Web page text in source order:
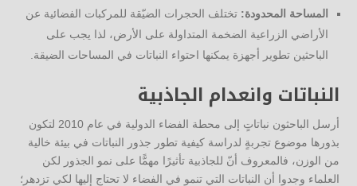
المساحة المحدودة: تختلف الحجرات الضيّقة للمركبات الفضائية عن
الأراضي الزراعية الضخمة المتداولة على الأرض، لذا يجب على
الباحثين تطوير أجهزة يمكنها احتواء النباتات في المساحات الضيقة.
النباتات وانعدام الجاذبية
أرسل الباحثون نباتاتٍ إلى محطة الفضاء الدولية في عام 2010 لتكون
بذورها موضوع تجربةٍ لدراسة كيفية تطور جذور النباتات في بيئة خالية
من الوزن، فالمعروف أنّ للجاذبية تأثيرًا مهمًّا على نمو الجذور لكن
العلماء وجدوا أن النباتات التي تنمو في الفضاء لا تحتاج إليها لكي تزدهر؛